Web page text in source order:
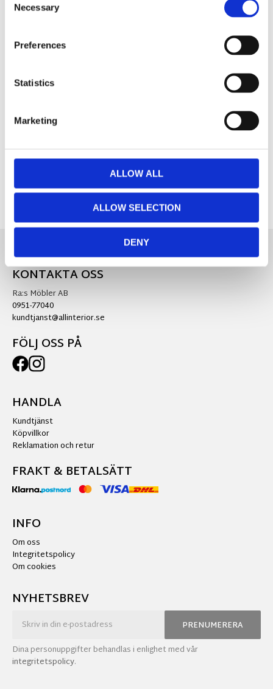
Selection
Necessary
Preferences
Statistics
Marketing
ALLOW ALL
ALLOW SELECTION
DENY
Snygg löpare med tre ränder i olika färger och
och den sista randen är grön. En rolig löpare med
härligt varmt intryck och passar på de större
KONTAKTA OSS
Ra:s Möbler AB
0951-77040
kundtjanst@allinterior.se
FÖLJ OSS PÅ
HANDLA
Kundtjänst
Köpvillkor
Reklamation och retur
FRAKT & BETALSÄTT
INFO
Om oss
Integritetspolicy
Om cookies
NYHETSBREV
PRENUMERERA
Dina personuppgifter behandlas i enlighet med vår
integritetspolicy.